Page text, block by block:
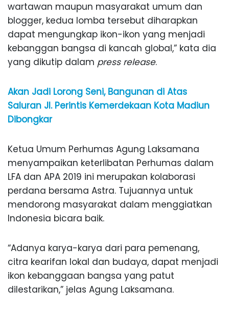
wartawan maupun masyarakat umum dan
blogger, kedua lomba tersebut diharapkan
dapat mengungkap ikon-ikon yang menjadi
kebanggan bangsa di kancah global,” kata dia
yang dikutip dalam press release.
Akan Jadi Lorong Seni, Bangunan di Atas
Saluran Jl. Perintis Kemerdekaan Kota Madiun
Dibongkar
Ketua Umum Perhumas Agung Laksamana
menyampaikan keterlibatan Perhumas dalam
LFA dan APA 2019 ini merupakan kolaborasi
perdana bersama Astra. Tujuannya untuk
mendorong masyarakat dalam menggiatkan
Indonesia bicara baik.
“Adanya karya-karya dari para pemenang,
citra kearifan lokal dan budaya, dapat menjadi
ikon kebanggaan bangsa yang patut
dilestarikan,” jelas Agung Laksamana.